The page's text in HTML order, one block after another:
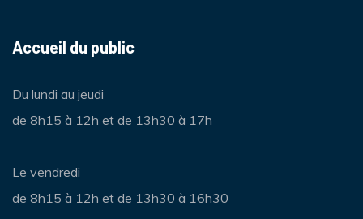
Accueil du public
Du lundi au jeudi
de 8h15 à 12h et de 13h30 à 17h
Le vendredi
de 8h15 à 12h et de 13h30 à 16h30